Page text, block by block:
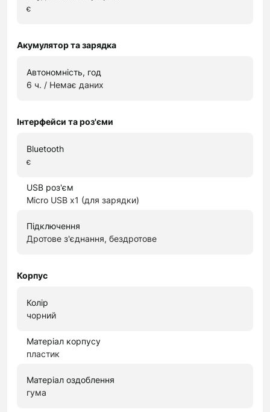
є
Акумулятор та зарядка
Автономність, год
6 ч. / Немає даних
Інтерфейси та роз'єми
Bluetooth
є
USB роз'єм
Micro USB x1 (для зарядки)
Підключення
Дротове з'єднання, бездротове
Корпус
Колір
чорний
Матеріал корпусу
пластик
Матеріал оздоблення
гума